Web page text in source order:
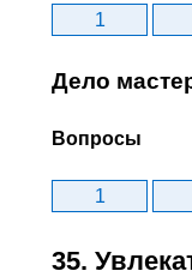
1
Дело
Вопросы
1
35.